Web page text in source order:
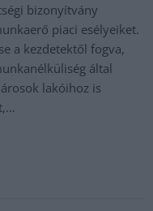
bizonyítvány
piaci esélyeiket.
a kezdetektől fogva,
által
lakóihoz is